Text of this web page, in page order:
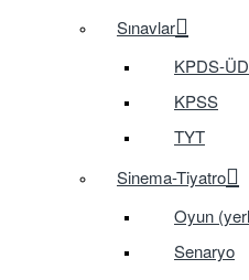
Sınavlar
KPDS-
KPSS
TYT
Sinema-Tiyatro
Oyun
Senaryo